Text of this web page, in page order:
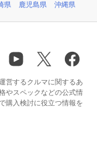
県 鹿児島県 沖縄県
営するクルマに関するあ
やスペックなどの公式情
購入検討に役立つ情報を